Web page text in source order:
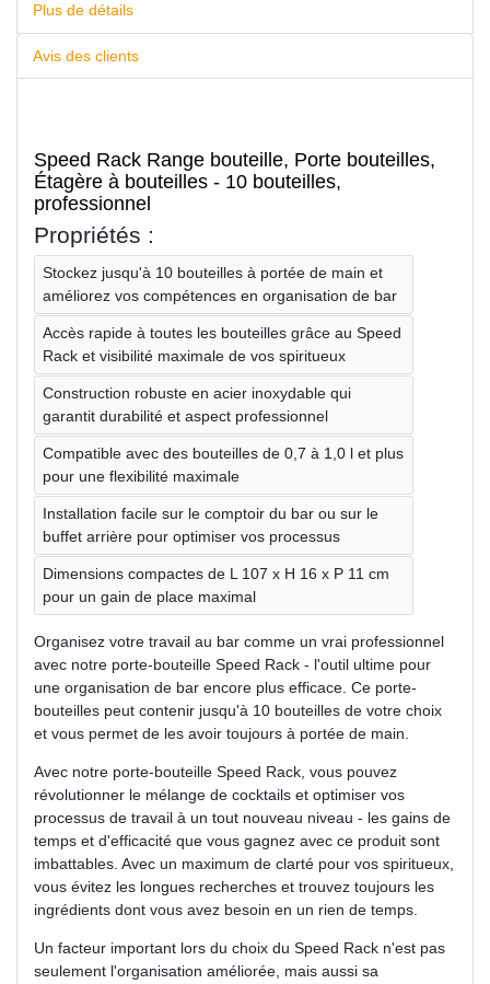
Plus de détails
Avis des clients
Speed Rack Range bouteille, Porte bouteilles,
Étagère à bouteilles - 10 bouteilles,
professionnel
Propriétés :
Stockez jusqu'à 10 bouteilles à portée de main et
améliorez vos compétences en organisation de bar
Accès rapide à toutes les bouteilles grâce au Speed
​​​​Rack et visibilité maximale de vos spiritueux
Construction robuste en acier inoxydable qui
garantit durabilité et aspect professionnel
Compatible avec des bouteilles de 0,7 à 1,0 l et plus
pour une flexibilité maximale
Installation facile sur le comptoir du bar ou sur le
buffet arrière pour optimiser vos processus
Dimensions compactes de L 107 x H 16 x P 11 cm
pour un gain de place maximal
Organisez votre travail au bar comme un vrai professionnel
avec notre porte-bouteille Speed ​​​​Rack - l'outil ultime pour
une organisation de bar encore plus efficace. Ce porte-
bouteilles peut contenir jusqu'à 10 bouteilles de votre choix
et vous permet de les avoir toujours à portée de main.
Avec notre porte-bouteille Speed ​​​​Rack, vous pouvez
révolutionner le mélange de cocktails et optimiser vos
processus de travail à un tout nouveau niveau - les gains de
temps et d'efficacité que vous gagnez avec ce produit sont
imbattables. Avec un maximum de clarté pour vos spiritueux,
vous évitez les longues recherches et trouvez toujours les
ingrédients dont vous avez besoin en un rien de temps.
Un facteur important lors du choix du Speed ​​​​Rack n'est pas
seulement l'organisation améliorée, mais aussi sa